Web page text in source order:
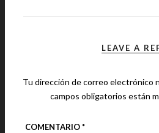
LEAVE A
Tu dirección de correo electrónico
campos obligatorios están
COMENTARIO*